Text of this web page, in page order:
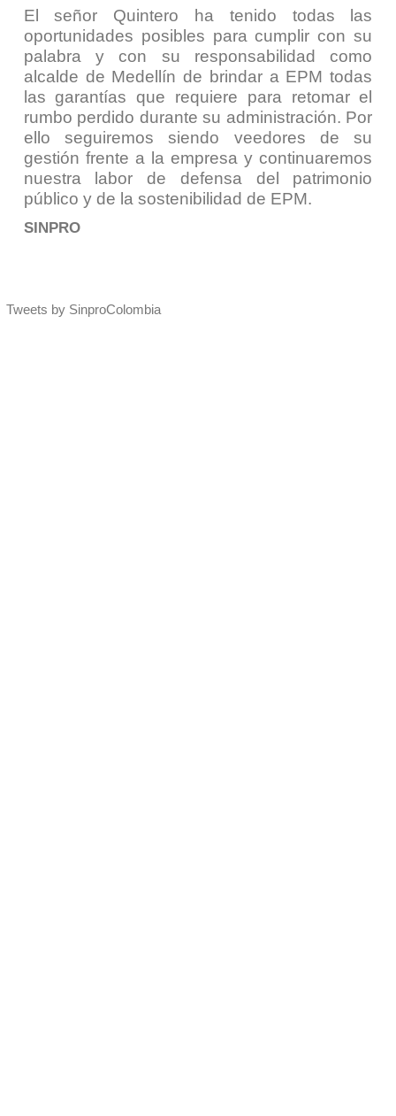
El señor Quintero ha tenido todas las
oportunidades posibles para cumplir con su
palabra y con su responsabilidad como
alcalde de Medellín de brindar a EPM todas
las garantías que requiere para retomar el
rumbo perdido durante su administración. Por
ello seguiremos siendo veedores de su
gestión frente a la empresa y continuaremos
nuestra labor de defensa del patrimonio
público y de la sostenibilidad de EPM.
SINPRO
Tweets by SinproColombia